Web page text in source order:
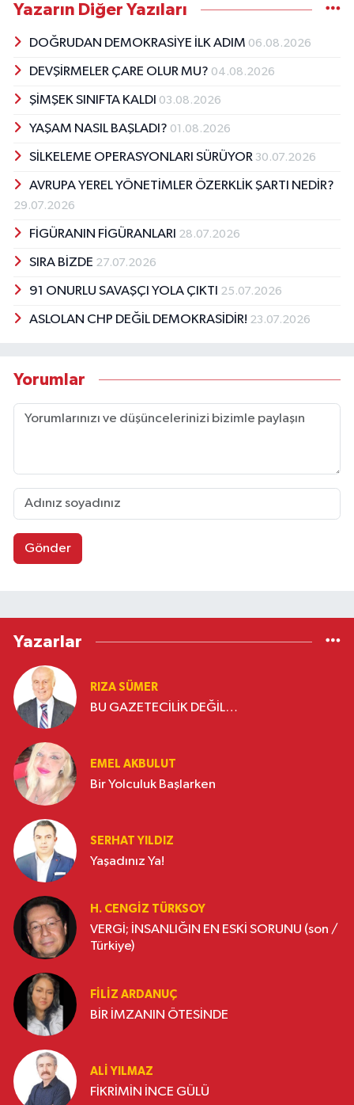
Yazarın Diğer Yazıları
DOĞRUDAN DEMOKRASİYE İLK ADIM 06.08.2026
DEVŞİRMELER ÇARE OLUR MU? 04.08.2026
ŞİMŞEK SINIFTA KALDI 03.08.2026
YAŞAM NASIL BAŞLADI? 01.08.2026
SİLKELEME OPERASYONLARI SÜRÜYOR 30.07.2026
AVRUPA YEREL YÖNETİMLER ÖZERKLİK ŞARTI NEDİR?
29.07.2026
FİGÜRANIN FİGÜRANLARI 28.07.2026
SIRA BİZDE 27.07.2026
91 ONURLU SAVAŞÇI YOLA ÇIKTI 25.07.2026
ASLOLAN CHP DEĞİL DEMOKRASİDİR! 23.07.2026
Yorumlar
Gönder
Yazarlar
RIZA SÜMER
BU GAZETECİLİK DEĞİL…
EMEL AKBULUT
Bir Yolculuk Başlarken
SERHAT YILDIZ
Yaşadınız Ya!
H. CENGIZ TÜRKSOY
VERGİ; İNSANLIĞIN EN ESKİ SORUNU (son /
Türkiye)
FILIZ ARDANUÇ
BİR İMZANIN ÖTESİNDE
ALI YILMAZ
FİKRİMİN İNCE GÜLÜ